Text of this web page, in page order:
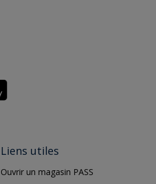
Liens utiles
Ouvrir un magasin PASS